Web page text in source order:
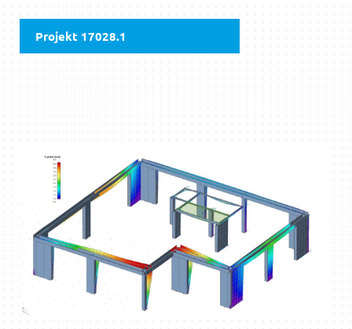
Projekt 17028.1